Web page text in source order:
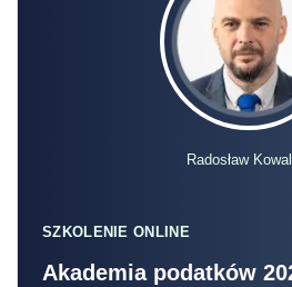
Radosław
SZKOLENIE ONLINE
Akademia podatków